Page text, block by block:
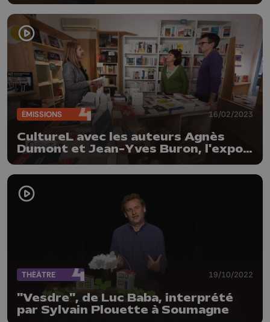
Cogephoto Galerie
ÉMISSIONS 16/02/2023
CultureL avec les auteurs Agnès
Dumont et Jean-Yves Buron, l'expo
Humanescences et Camera-etc au
Festival Anima
THÉÂTRE 19/10/2022
"Vesdre", de Luc Baba, interprété
par Sylvain Plouette à Soumagne